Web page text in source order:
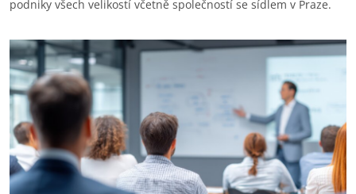
podniky všech velikostí včetně společností se sídlem v Praze.‎